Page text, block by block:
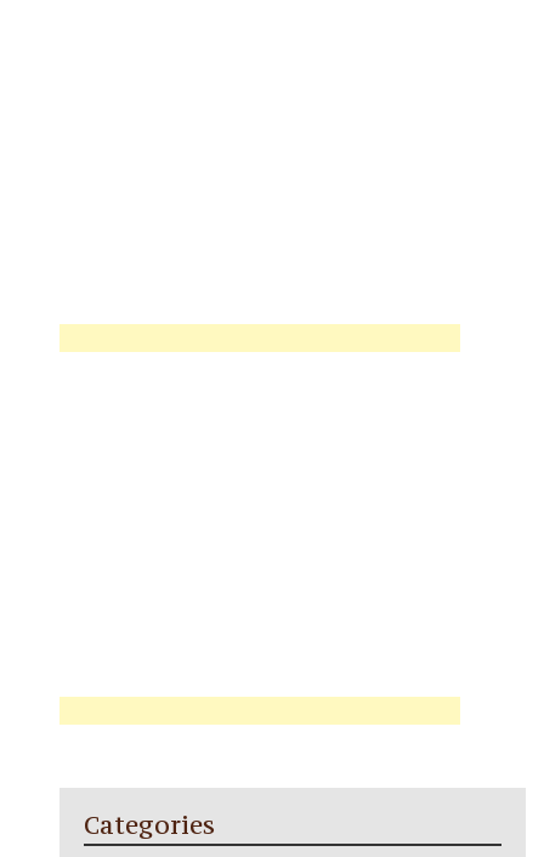
Categories